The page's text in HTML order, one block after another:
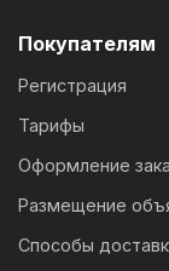
Покупателям
Регистрация
Тарифы
Оформление
Размещение
Способы